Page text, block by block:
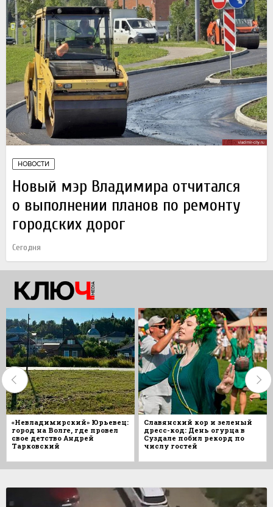
НОВОСТИ
Новый мэр Владимира отчитался
о выполнении планов по ремонту
городских дорог
Сегодня
«Невладимирский» Юрьевец:
город на Волге, где провел
свое детство Андрей
Тарковский
Славянский кор и зеленый
дресс-код: День огурца в
Суздале побил рекорд по
числу гостей